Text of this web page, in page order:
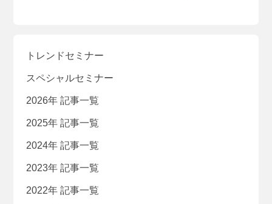
トレンドセミナー
スペシャルセミナー
2026年 記事一覧
2025年 記事一覧
2024年 記事一覧
2023年 記事一覧
2022年 記事一覧